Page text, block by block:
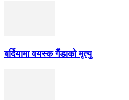
बर्दियामा वयस्क गैंडाको मृत्यु